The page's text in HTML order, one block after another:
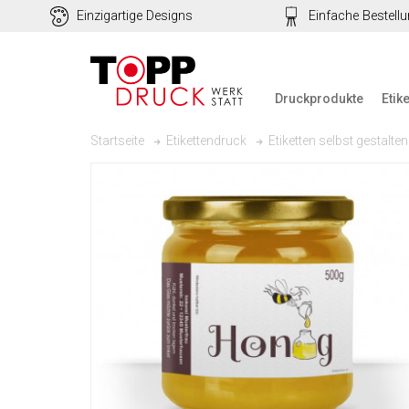
Einzigartige Designs Einfache
Druckprodukte
Startseite Etikettendruck Etiketten selbst gestalten